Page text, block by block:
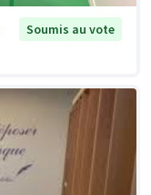
Soumis au vote